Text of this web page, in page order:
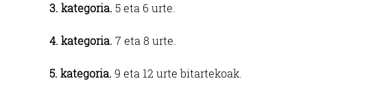
3. kategoria. 5 eta 6 urte.
4. kategoria. 7 eta 8 urte.
5. kategoria. 9 eta 12 urte bitartekoak.